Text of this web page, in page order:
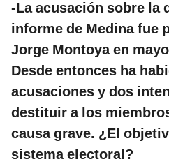
-La acusación sobre la
informe de Medina fue
Jorge Montoya en
Desde entonces ha
acusaciones y dos
destituir a los
causa grave. ¿El
sistema electoral?